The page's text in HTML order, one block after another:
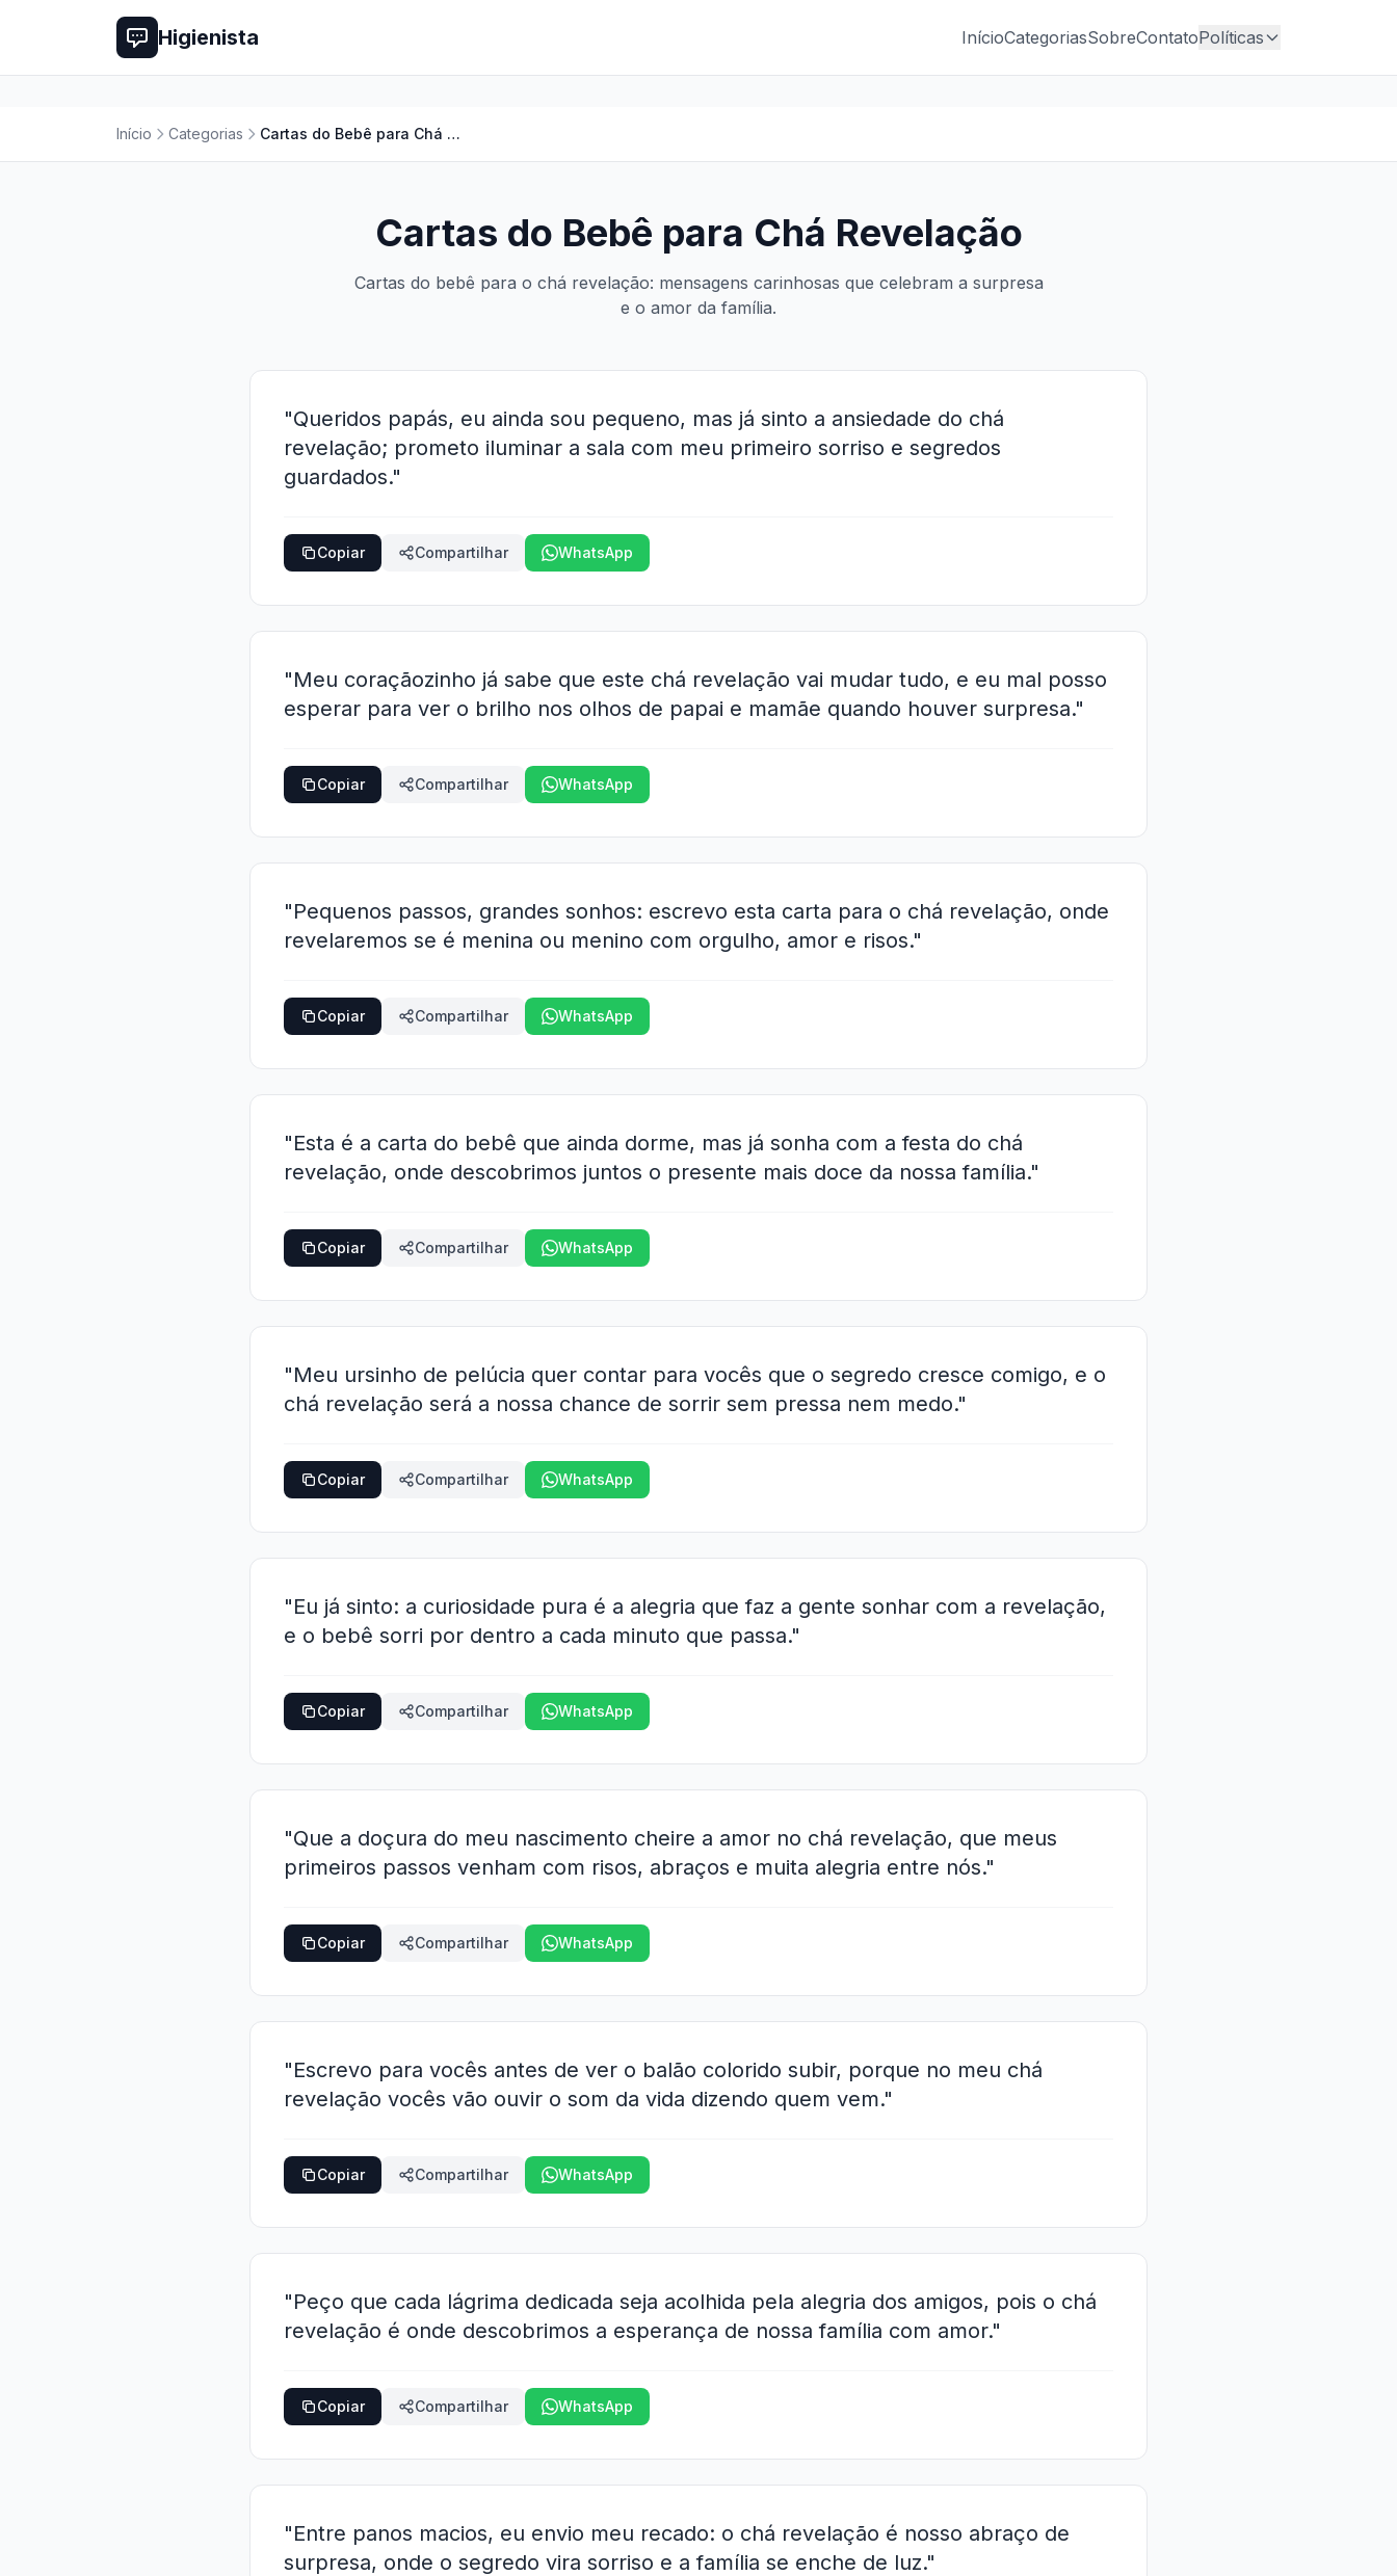
Higienista InícioCategoriasSobreContatoPolíticas
Início Categorias Cartas do Bebê para Chá Revelação
Cartas do Bebê para Chá Revelação
Cartas do bebê para o chá revelação: mensagens carinhosas que celebram a surpresa
e o amor da família.
"Queridos papás, eu ainda sou pequeno, mas já sinto a ansiedade do chá
revelação; prometo iluminar a sala com meu primeiro sorriso e segredos
guardados."
Copiar Compartilhar WhatsApp
"Meu coraçãozinho já sabe que este chá revelação vai mudar tudo, e eu mal posso
esperar para ver o brilho nos olhos de papai e mamãe quando houver surpresa."
Copiar Compartilhar WhatsApp
"Pequenos passos, grandes sonhos: escrevo esta carta para o chá revelação, onde
revelaremos se é menina ou menino com orgulho, amor e risos."
Copiar Compartilhar WhatsApp
"Esta é a carta do bebê que ainda dorme, mas já sonha com a festa do chá
revelação, onde descobrimos juntos o presente mais doce da nossa família."
Copiar Compartilhar WhatsApp
"Meu ursinho de pelúcia quer contar para vocês que o segredo cresce comigo, e o
chá revelação será a nossa chance de sorrir sem pressa nem medo."
Copiar Compartilhar WhatsApp
"Eu já sinto: a curiosidade pura é a alegria que faz a gente sonhar com a revelação,
e o bebê sorri por dentro a cada minuto que passa."
Copiar Compartilhar WhatsApp
"Que a doçura do meu nascimento cheire a amor no chá revelação, que meus
primeiros passos venham com risos, abraços e muita alegria entre nós."
Copiar Compartilhar WhatsApp
"Escrevo para vocês antes de ver o balão colorido subir, porque no meu chá
revelação vocês vão ouvir o som da vida dizendo quem vem."
Copiar Compartilhar WhatsApp
"Peço que cada lágrima dedicada seja acolhida pela alegria dos amigos, pois o chá
revelação é onde descobrimos a esperança de nossa família com amor."
Copiar Compartilhar WhatsApp
"Entre panos macios, eu envio meu recado: o chá revelação é nosso abraço de
surpresa, onde o segredo vira sorriso e a família se enche de luz."